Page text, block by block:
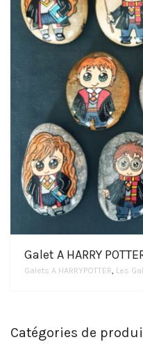
Galet A HARRY
Galets A HARRYPOTTER, Les
Catégories de